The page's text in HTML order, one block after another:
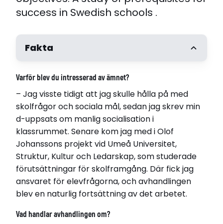
success in Swedish schools .
Fakta
Björn Ahlström
Född 1972
Disputerade
2009-11-13
vid Umeå universitet
Avhandling
Bullying and social objectives: A study of
prerequisites for success in Swedish schools
Relaterade länkar
Varför blev du intresserad av ämnet?
– Jag visste tidigt att jag skulle hålla på med
skolfrågor och sociala mål, sedan jag skrev min
d-uppsats om manlig socialisation i
klassrummet. Senare kom jag med i Olof
Johanssons projekt vid Umeå Universitet,
Struktur, Kultur och Ledarskap, som studerade
förutsättningar för skolframgång. Där fick jag
ansvaret för elevfrågorna, och avhandlingen
blev en naturlig fortsättning av det arbetet.
Vad handlar avhandlingen om?